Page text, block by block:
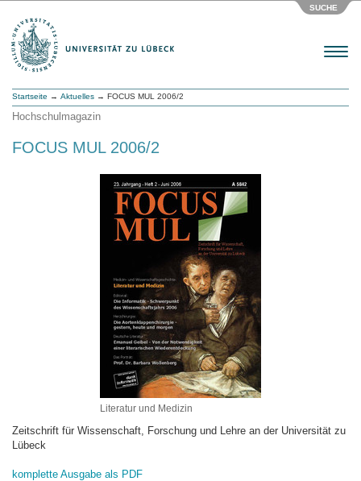
SUCHE
Menu
Startseite → Aktuelles → FOCUS MUL 2006/2
Hochschulmagazin
FOCUS MUL 2006/2
Literatur und Medizin
Zeitschrift für Wissenschaft, Forschung und Lehre an der Universität zu
Lübeck
komplette Ausgabe als PDF